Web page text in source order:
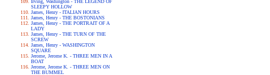
Irving, Washington - THE LEGEND OF
SLEEPY HOLLOW
James, Henry - ITALIAN HOURS
James, Henry - THE BOSTONIANS
James, Henry - THE PORTRAIT OF A
LADY
James, Henry - THE TURN OF THE
SCREW
James, Henry - WASHINGTON
SQUARE
Jerome, Jerome K. - THREE MEN IN A
BOAT
Jerome, Jerome K. - THREE MEN ON
THE BUMMEL